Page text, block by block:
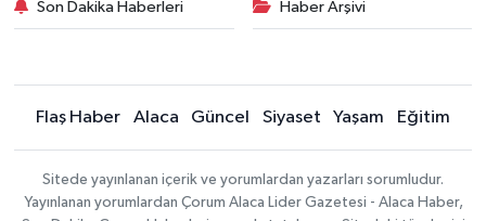
Son Dakika Haberleri Haber Arşivi
Flaş Haber Alaca Güncel Siyaset Yaşam Eğitim
Sitede yayınlanan içerik ve yorumlardan yazarları sorumludur.
Yayınlanan yorumlardan Çorum Alaca Lider Gazetesi - Alaca Haber,